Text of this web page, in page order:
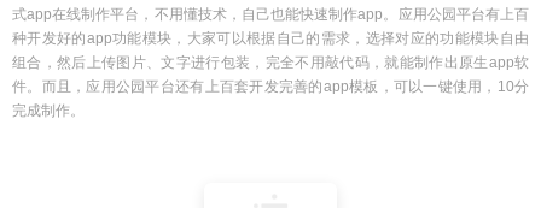
式app在线制作平台，不用懂技术，自己也能快速制作app。应用公园平台有上百
种开发好的app功能模块，大家可以根据自己的需求，选择对应的功能模块自由
组合，然后上传图片、文字进行包装，完全不用敲代码，就能制作出原生app软
件。而且，应用公园平台还有上百套开发完善的app模板，可以一键使用，10分
完成制作。